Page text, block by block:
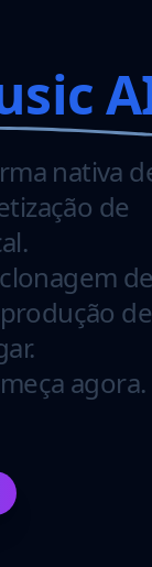
nativa
de
de
agora.